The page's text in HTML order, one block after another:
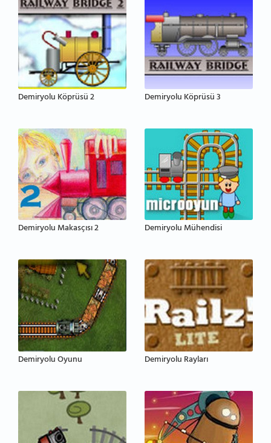
Demiryolu Köprüsü 2 Demiryolu Köprüsü 3
Demiryolu Makasçısı 2 Demiryolu Mühendisi
Demiryolu Oyunu Demiryolu Rayları